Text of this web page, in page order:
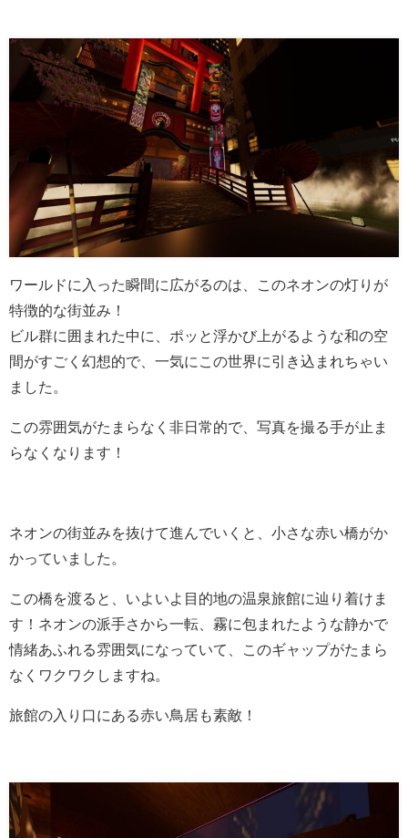
ワールドに入った瞬間に広がるのは、このネオンの灯りが
特徴的な街並み！
ビル群に囲まれた中に、ポッと浮かび上がるような和の空
間がすごく幻想的で、一気にこの世界に引き込まれちゃい
ました。
この雰囲気がたまらなく非日常的で、写真を撮る手が止ま
らなくなります！
ネオンの街並みを抜けて進んでいくと、小さな赤い橋がか
かっていました。
この橋を渡ると、いよいよ目的地の温泉旅館に辿り着けま
す！ネオンの派手さから一転、霧に包まれたような静かで
情緒あふれる雰囲気になっていて、このギャップがたまら
なくワクワクしますね。
旅館の入り口にある赤い鳥居も素敵！